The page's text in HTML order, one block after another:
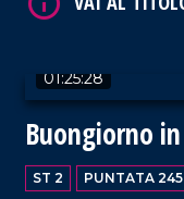
01:25:28
Buongiorno
ST 2 PUNTATA 245
VAI AL TITOLO